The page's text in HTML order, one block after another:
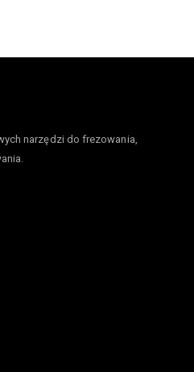
narzędzi do frezowania,